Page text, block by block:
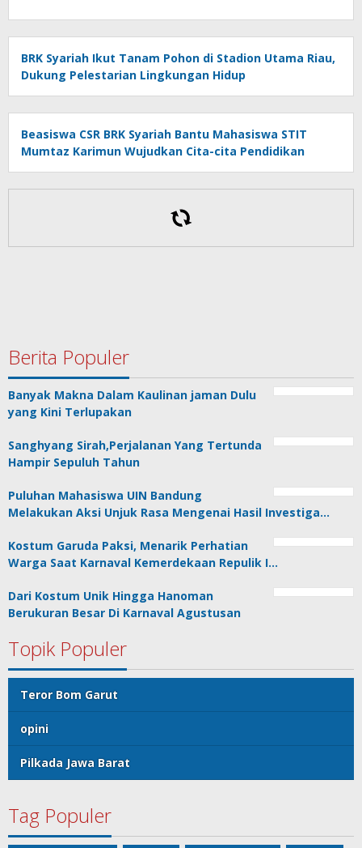
BRK Syariah Ikut Tanam Pohon di Stadion Utama Riau,
Dukung Pelestarian Lingkungan Hidup
Beasiswa CSR BRK Syariah Bantu Mahasiswa STIT
Mumtaz Karimun Wujudkan Cita-cita Pendidikan
Berita Populer
Banyak Makna Dalam Kaulinan jaman Dulu
yang Kini Terlupakan
Sanghyang Sirah,Perjalanan Yang Tertunda
Hampir Sepuluh Tahun
Puluhan Mahasiswa UIN Bandung
Melakukan Aksi Unjuk Rasa Mengenai Hasil Investiga…
Kostum Garuda Paksi, Menarik Perhatian
Warga Saat Karnaval Kemerdekaan Repulik I…
Dari Kostum Unik Hingga Hanoman
Berukuran Besar Di Karnaval Agustusan
Topik Populer
Teror Bom Garut
opini
Pilkada Jawa Barat
Tag Populer